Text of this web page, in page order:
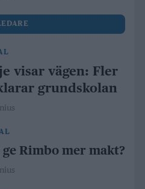
visar vägen: Fler
grundskolan
ge Rimbo mer makt?